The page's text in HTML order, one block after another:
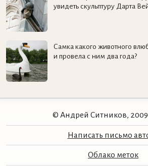
увидеть скульптуру Дарта
Самка какого животного
и провела с ним два года?
© Андрей Ситников,
Написать письмо
Облако меток